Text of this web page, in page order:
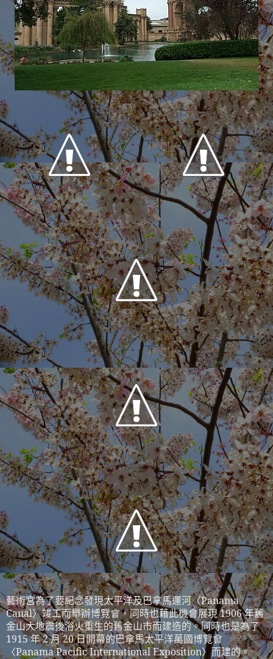
藝術宮為了要紀念發現太平洋及巴拿馬運河〈Panama
Canal〉竣工而舉辦博覽會，同時也藉此機會展現1906年舊
金山大地震後浴火重生的舊金山市而建造的。同時也是為了
1915年2月20日開幕的巴拿馬太平洋萬國博覽會
〈Panama Pacific International Exposition〉而建的。